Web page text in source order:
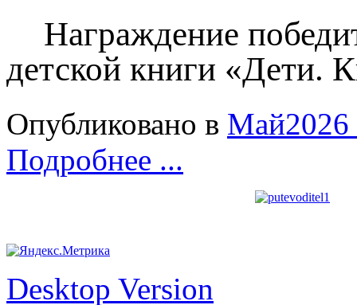
Награждение
детской книги «Дети.
Опубликовано в
Подробнее ...
Desktop Version